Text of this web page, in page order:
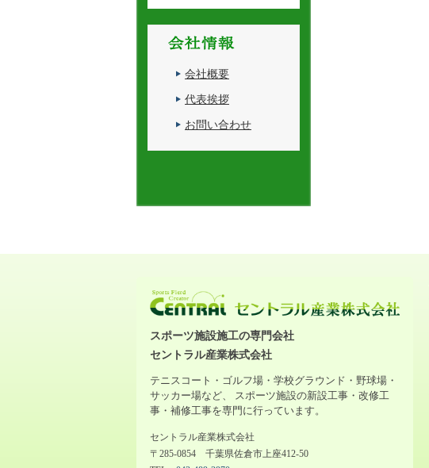
会社概要
代表挨拶
お問い合わせ
スポーツ施設施工の専門会社
セントラル産業株式会社
テニスコート・ゴルフ場・学校グラウンド・野球場・
サッカー場など、 スポーツ施設の新設工事・改修工
事・補修工事を専門に行っています。
セントラル産業株式会社
〒285-0854 千葉県佐倉市上座412-50